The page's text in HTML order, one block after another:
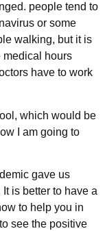
people tend to
or some
walking, but it is
medical hours
have to work
which would be
I am going to
gave us
is better to have a
to help you in
see the positive